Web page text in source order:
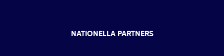
NATIONELLA PARTNERS